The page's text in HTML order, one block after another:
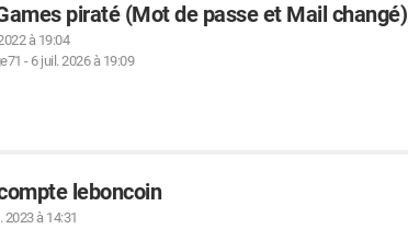
piraté (Mot de passe et Mail changé)
à 19:04
- 6 juil. 2026 à 19:09
leboncoin
2023 à 14:31